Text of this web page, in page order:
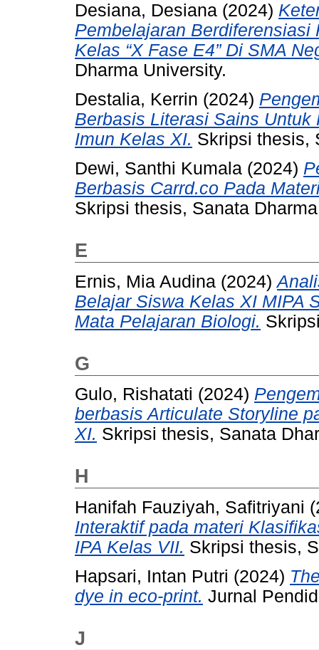
Desiana, Desiana (2024)
Pembelajaran
Kelas “X Fase E4” Di SMA
Dharma University.
Destalia, Kerrin (2024)
Berbasis Literasi Sains
Imun Kelas XI. Skripsi thesis,
Dewi, Santhi Kumala (2024)
Berbasis Carrd.co Pada
Skripsi thesis, Sanata
E
Ernis, Mia Audina (2024)
Belajar Siswa Kelas XI MIPA
Mata Pelajaran Biologi.
G
Gulo, Rishatati (2024)
berbasis Articulate Storyline
XI. Skripsi thesis, Sanata
H
Hanifah Fauziyah, Safitriyani
Interaktif pada materi
IPA Kelas VII. Skripsi thesis,
Hapsari, Intan Putri (2024)
dye in eco-print. Jurnal
J